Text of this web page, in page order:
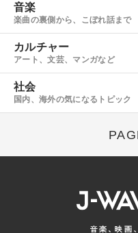
音楽
楽曲の裏側から、こぼれ話まで
カルチャー
アート、文芸、マンガなど
社会
国内、海外の気になるトピック